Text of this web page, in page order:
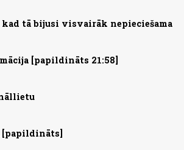
tā bijusi visvairāk nepieciešama
[papildināts 21:58]
[papildināts]